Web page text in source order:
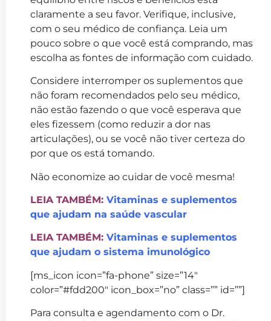
claramente a seu favor. Verifique, inclusive,
com o seu médico de confiança. Leia um
pouco sobre o que você está comprando, mas
escolha as fontes de informação com cuidado.
Considere interromper os suplementos que
não foram recomendados pelo seu médico,
não estão fazendo o que você esperava que
eles fizessem (como reduzir a dor nas
articulações), ou se você não tiver certeza do
por que os está tomando.
Não economize ao cuidar de você mesma!
LEIA TAMBÉM: Vitaminas e suplementos
que ajudam na saúde vascular
LEIA TAMBÉM: Vitaminas e suplementos
que ajudam o sistema imunológico
[ms_icon icon=”fa-phone” size=”14″
color=”#fdd200″ icon_box=”no” class=”” id=””]
Para consulta e agendamento com o Dr.